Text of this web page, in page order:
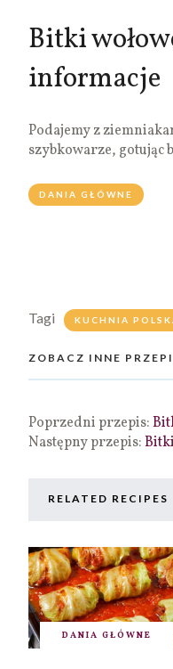
Bitki
informacje
Podajemy z
szybkowarze, gotując
DANIA GŁÓWNE
Tagi KUCHNIA
ZOBACZ INNE
Poprzedni przepis:
Następny przepis:
RELATED RECIPES
DANIA GŁÓWNE